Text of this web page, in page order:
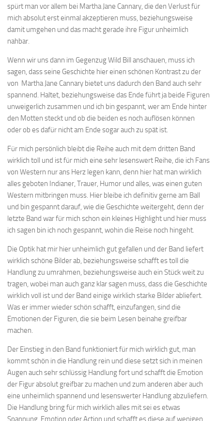
spürt man vor allem bei Martha Jane Cannary, die den Verlust für
mich absolut erst einmal akzeptieren muss, beziehungsweise
damit umgehen und das macht gerade ihre Figur unheimlich
nahbar.
Wenn wir uns dann im Gegenzug Wild Bill anschauen, muss ich
sagen, dass seine Geschichte hier einen schönen Kontrast zu der
von Martha Jane Cannary bietet uns dadurch den Band auch sehr
spannend. Haltet, beziehungsweise das Ende führt ja beide Figuren
unweigerlich zusammen und ich bin gespannt, wer am Ende hinter
den Motten steckt und ob die beiden es noch auflösen können
oder ob es dafür nicht am Ende sogar auch zu spät ist.
Für mich persönlich bleibt die Reihe auch mit dem dritten Band
wirklich toll und ist für mich eine sehr lesenswert Reihe, die ich Fans
von Western nur ans Herz legen kann, denn hier hat man wirklich
alles geboten Indianer, Trauer, Humor und alles, was einen guten
Western mitbringen muss. Hier bleibe ich definitiv gerne am Ball
und bin gespannt darauf, wie die Geschichte weitergeht, denn der
letzte Band war für mich schon ein kleines Highlight und hier muss
ich sagen bin ich noch gespannt, wohin die Reise noch hingeht.
Die Optik hat mir hier unheimlich gut gefallen und der Band liefert
wirklich schöne Bilder ab, beziehungsweise schafft es toll die
Handlung zu umrahmen, beziehungsweise auch ein Stück weit zu
tragen, wobei man auch ganz klar sagen muss, dass die Geschichte
wirklich voll ist und der Band einige wirklich starke Bilder abliefert.
Was er immer wieder schön schafft, einzufangen, sind die
Emotionen der Figuren, die sie beim Lesen beinahe greifbar
machen.
Der Einstieg in den Band funktioniert für mich wirklich gut, man
kommt schön in die Handlung rein und diese setzt sich in meinen
Augen auch sehr schlüssig Handlung fort und schafft die Emotion
der Figur absolut greifbar zu machen und zum anderen aber auch
eine unheimlich spannend und lesenswerter Handlung abzuliefern.
Die Handlung bring für mich wirklich alles mit sei es etwas
Spannung, Emotion oder Action und schafft es diese auf wenigen